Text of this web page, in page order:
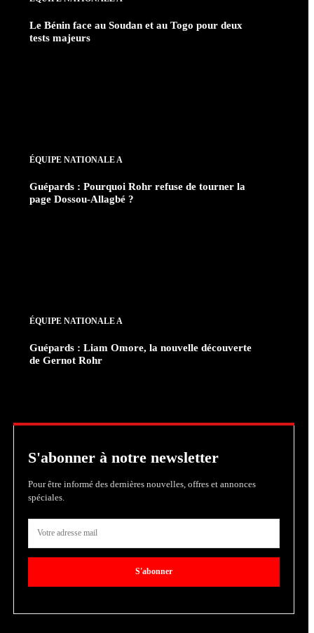
Le Bénin face au Soudan et au Togo pour deux
tests majeurs
ÉQUIPE NATIONALE A
Guépards : Pourquoi Rohr refuse de tourner la
page Dossou-Allagbé ?
ÉQUIPE NATIONALE A
Guépards : Liam Omore, la nouvelle découverte
de Gernot Rohr
S'abonner à notre newsletter
Pour être informé des dernières nouvelles, offres et annonces
spéciales.
S'abonner